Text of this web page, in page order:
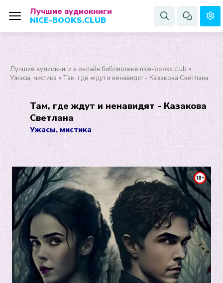
Лучшие аудиокниги
NICE-BOOKS.CLUB
Лучшие аудиокниги в онлайн библиотеке nice-books.club »
Ужасы, мистика » Там, где ждут и ненавидят - Казакова Светлана
Там, где ждут и ненавидят - Казакова
Светлана
Ужасы, мистика